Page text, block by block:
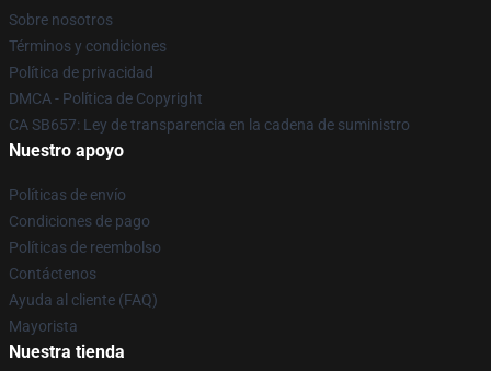
Sobre nosotros
Términos y condiciones
Política de privacidad
DMCA - Política de Copyright
CA SB657: Ley de transparencia en la cadena de suministro
Nuestro apoyo
Políticas de envío
Condiciones de pago
Políticas de reembolso
Contáctenos
Ayuda al cliente (FAQ)
Mayorista
Nuestra tienda